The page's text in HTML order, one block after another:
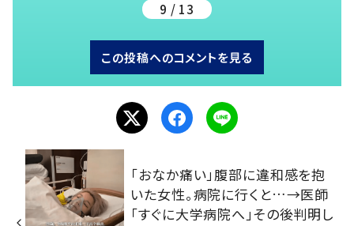
9 / 13
この投稿へのコメントを見る
「おなか痛い」腹部に違和感を抱
いた女性。病院に行くと…→医師
「すぐに大学病院へ」その後判明し